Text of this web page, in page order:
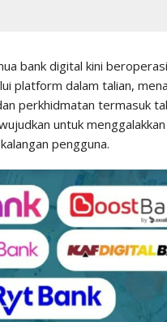
bank digital kini beroperasi
platform dalam talian,
perkhidmatan termasuk
untuk
pengguna.